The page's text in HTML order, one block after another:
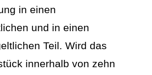
in einen
und in einen
Teil. Wird das
innerhalb von zehn